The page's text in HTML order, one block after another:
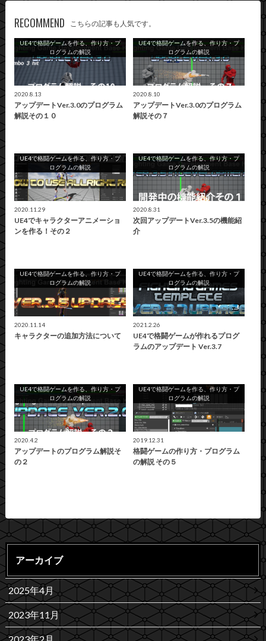
RECOMMEND こちらの記事も人気です。
UE4で格闘ゲームを作る、作り方・プ
ログラムの解説
2020.8.13
アップデートVer.3.0のプログラム
解説その１０
UE4で格闘ゲームを作る、作り方・プ
ログラムの解説
2020.8.10
アップデートVer.3.0のプログラム
解説その７
UE4で格闘ゲームを作る、作り方・プ
ログラムの解説
2020.11.29
UE4でキャラクターアニメーショ
ンを作る！その２
UE4で格闘ゲームを作る、作り方・プ
ログラムの解説
2020.8.31
次回アップデートVer.3.5の機能紹
介
UE4で格闘ゲームを作る、作り方・プ
ログラムの解説
2020.11.14
キャラクターの追加方法について
UE4で格闘ゲームを作る、作り方・プ
ログラムの解説
2021.2.26
UE4で格闘ゲームが作れるプログ
ラムのアップデート Ver.3.7
UE4で格闘ゲームを作る、作り方・プ
ログラムの解説
2020.4.2
アップデートのプログラム解説そ
の２
UE4で格闘ゲームを作る、作り方・プ
ログラムの解説
2019.12.31
格闘ゲームの作り方・プログラム
の解説 その５
アーカイブ
2025年4月
2023年11月